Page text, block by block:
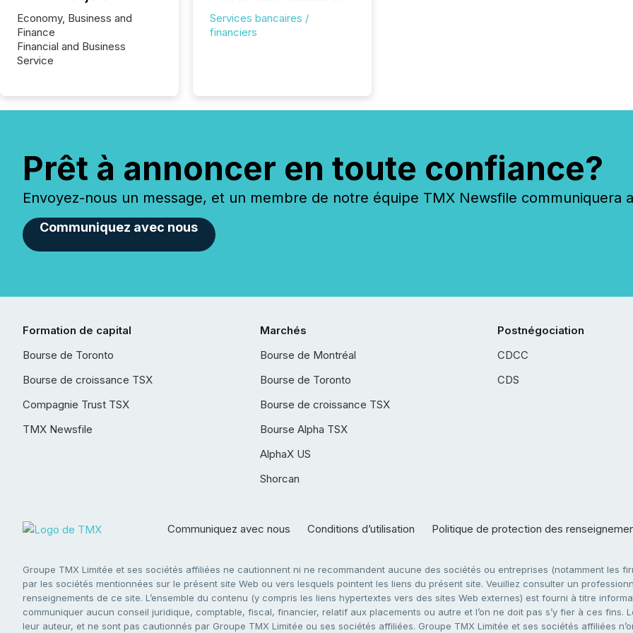
Economy, Business and
Finance
Financial and Business
Service
Services bancaires /
financiers
Prêt à annoncer en toute confiance?
Envoyez-nous un message, et un membre de notre équipe TMX Newsfile communiquera
Communiquez avec nous
Formation de capital
Bourse de Toronto
Bourse de croissance TSX
Compagnie Trust TSX
TMX Newsfile
Marchés
Bourse de Montréal
Bourse de Toronto
Bourse de croissance TSX
Bourse Alpha TSX
AlphaX US
Shorcan
Postnégociation
CDCC
CDS
Communiquez avec nous Conditions d’utilisation Politique de protection des
Groupe TMX Limitée et ses sociétés affiliées ne cautionnent ni ne recommandent aucune des sociétés ou entreprises (notamment les
par les sociétés mentionnées sur le présent site Web ou vers lesquels pointent les liens du présent site. Veuillez consulter un
renseignements de ce site. L’ensemble du contenu (y compris les liens hypertextes vers des sites Web externes) est fourni à titre
communiquer aucun conseil juridique, comptable, fiscal, financier, relatif aux placements ou autre et l’on ne doit pas s’y fier à ces
leur auteur, et ne sont pas cautionnés par Groupe TMX Limitée ou ses sociétés affiliées. Groupe TMX Limitée et ses sociétés affiliées